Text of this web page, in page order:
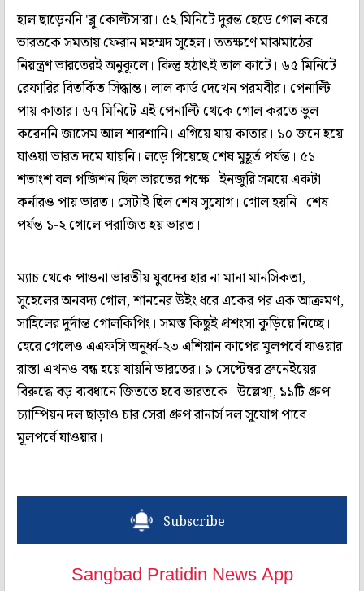
হাল ছাড়েননি 'ব্লু কোল্টস'রা। ৫২ মিনিটে দুরন্ত হেডে গোল করে
ভারতকে সমতায় ফেরান মহম্মদ সুহেল। ততক্ষণে মাঝমাঠের
নিয়ন্ত্রণ ভারতেরই অনুকূলে। কিন্তু হঠাৎই তাল কাটে। ৬৫ মিনিটে
রেফারির বিতর্কিত সিদ্ধান্ত। লাল কার্ড দেখেন পরমবীর। পেনাল্টি
পায় কাতার। ৬৭ মিনিটে এই পেনাল্টি থেকে গোল করতে ভুল
করেননি জাসেম আল শারশানি। এগিয়ে যায় কাতার। ১০ জনে হয়ে
যাওয়া ভারত দমে যায়নি। লড়ে গিয়েছে শেষ মুহূর্ত পর্যন্ত। ৫১
শতাংশ বল পজিশন ছিল ভারতের পক্ষে। ইনজুরি সময়ে একটা
কর্নারও পায় ভারত। সেটাই ছিল শেষ সুযোগ। গোল হয়নি। শেষ
পর্যন্ত ১-২ গোলে পরাজিত হয় ভারত।
ম্যাচ থেকে পাওনা ভারতীয় যুবদের হার না মানা মানসিকতা,
সুহেলের অনবদ্য গোল, শাননের উইং ধরে একের পর এক আক্রমণ,
সাহিলের দুর্দান্ত গোলকিপিং। সমস্ত কিছুই প্রশংসা কুড়িয়ে নিচ্ছে।
হেরে গেলেও এএফসি অনূর্ধ্ব-২৩ এশিয়ান কাপের মূলপর্বে যাওয়ার
রাস্তা এখনও বন্ধ হয়ে যায়নি ভারতের। ৯ সেপ্টেম্বর ব্রুনেইয়ের
বিরুদ্ধে বড় ব্যবধানে জিততে হবে ভারতকে। উল্লেখ্য, ১১টি গ্রুপ
চ্যাম্পিয়ন দল ছাড়াও চার সেরা গ্রুপ রানার্স দল সুযোগ পাবে
মূলপর্বে যাওয়ার।
Subscribe
Sangbad Pratidin News App